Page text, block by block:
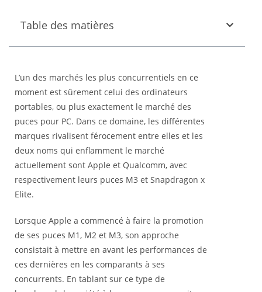
Table des matières
L’un des marchés les plus concurrentiels en ce
moment est sûrement celui des ordinateurs
portables, ou plus exactement le marché des
puces pour PC. Dans ce domaine, les différentes
marques rivalisent férocement entre elles et les
deux noms qui enflamment le marché
actuellement sont Apple et Qualcomm, avec
respectivement leurs puces M3 et Snapdragon x
Elite.
Lorsque Apple a commencé à faire la promotion
de ses puces M1, M2 et M3, son approche
consistait à mettre en avant les performances de
ces dernières en les comparants à ses
concurrents. En tablant sur ce type de